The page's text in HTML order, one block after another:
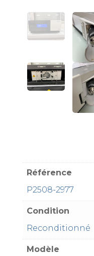
Référence
P2508-2977
Condition
Reconditionné
Modèle